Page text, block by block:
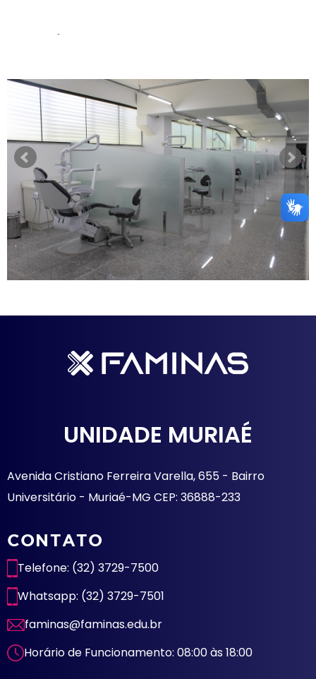
UNIDADE MURIAÉ
Avenida Cristiano Ferreira Varella, 655 - Bairro
Universitário - Muriaé-MG CEP: 36888-233
CONTATO
Telefone: (32) 3729-7500
Whatsapp: (32) 3729-7501
faminas@faminas.edu.br
Horário de Funcionamento: 08:00 às 18:00